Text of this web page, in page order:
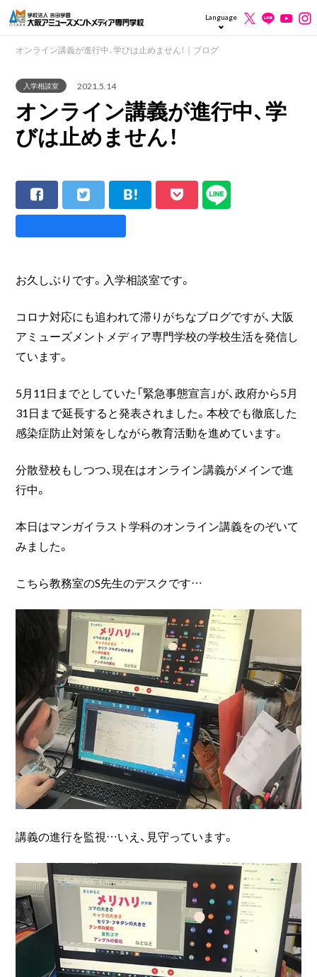
Language
オンライン講義が進行中、学びは止めません！｜ブログ
入学相談室 2021.5.14
オンライン講義が進行中、学
びは止めません！
お久しぶりです。入学相談室です。
コロナ対応にも追われて滞りがちなブログですが、大阪
アミューズメントメディア専門学校の学校生活を発信し
ています。
5月11日までとしていた「緊急事態宣言」が、政府から5月
31日まで延長すると発表されました。本校でも徹底した
感染症防止対策をしながら教育活動を進めています。
分散登校もしつつ、現在はオンライン講義がメインで進
行中。
本日はマンガイラスト学科のオンライン講義をのぞいて
みました。
こちら教務室のS先生のデスクです…
講義の進行を監視…いえ、見守っています。